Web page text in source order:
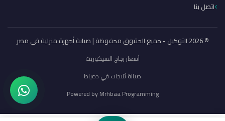
اتصل بنا
© 2026 التوكيل - جميع الحقوق محفوظة | صيانة أجهزة منزلية في مصر
أسعار زجاج السيكوريت
صيانة ثلاجات في دمياط
Powered byMrhbaa Programming